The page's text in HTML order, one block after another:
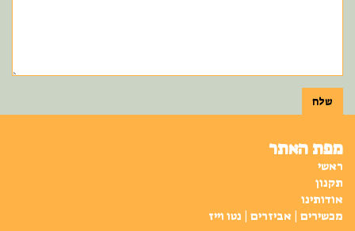
שלח
מפת האתר
ראשי
תקנון
אודותינו
מכשירים | אביזרים | נטו וייז